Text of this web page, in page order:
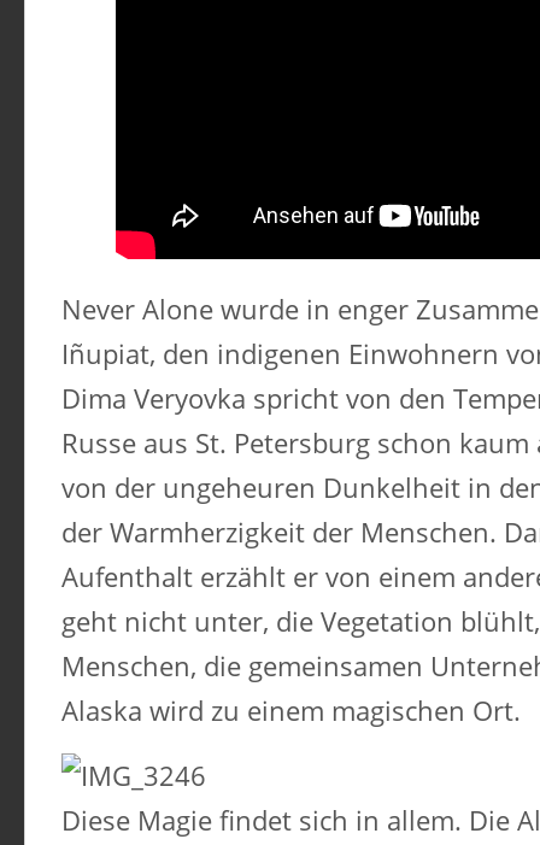
Never Alone wurde in enger
Iñupiat, den indigenen Einwohnern
Dima Veryovka spricht von den
Russe aus St. Petersburg schon
von der ungeheuren Dunkelheit in
der Warmherzigkeit der Menschen.
Aufenthalt erzählt er von einem
geht nicht unter, die Vegetation
Menschen, die gemeinsamen
Alaska wird zu einem magischen Ort.
Diese Magie findet sich in allem. Die